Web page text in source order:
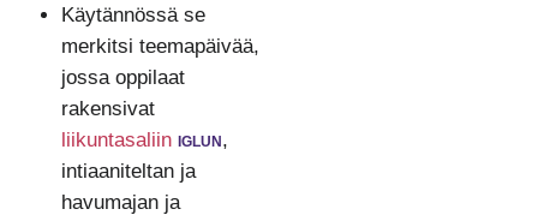
Käytännössä se
merkitsi teemapäivää,
jossa oppilaat
rakensivat
liikuntasaliin iglun,
intiaaniteltan ja
havumajan ja